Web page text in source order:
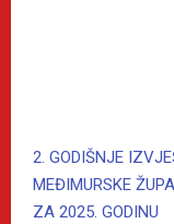
2. GODIŠNJE
MEĐIMURSKE
ZA 2025. GODINU